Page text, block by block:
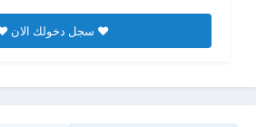
♥ سجل دخولك الان ♥